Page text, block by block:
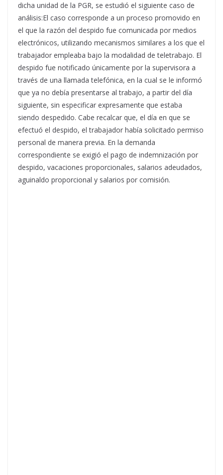
dicha unidad de la PGR, se estudió el siguiente caso de
análisis:El caso corresponde a un proceso promovido en
el que la razón del despido fue comunicada por medios
electrónicos, utilizando mecanismos similares a los que el
trabajador empleaba bajo la modalidad de teletrabajo. El
despido fue notificado únicamente por la supervisora a
través de una llamada telefónica, en la cual se le informó
que ya no debía presentarse al trabajo, a partir del día
siguiente, sin especificar expresamente que estaba
siendo despedido. Cabe recalcar que, el día en que se
efectuó el despido, el trabajador había solicitado permiso
personal de manera previa. En la demanda
correspondiente se exigió el pago de indemnización por
despido, vacaciones proporcionales, salarios adeudados,
aguinaldo proporcional y salarios por comisión.